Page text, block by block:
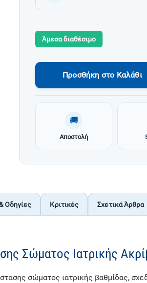
Άμεσα διαθέσιμο
Προσθήκη στο Καλάθι
🚚
Αποστολή
Οδηγίες Κριτικές Σχετικά Άρθρα
Σώματος Ιατρικής
σώματος ιατρικής βαθμίδας,